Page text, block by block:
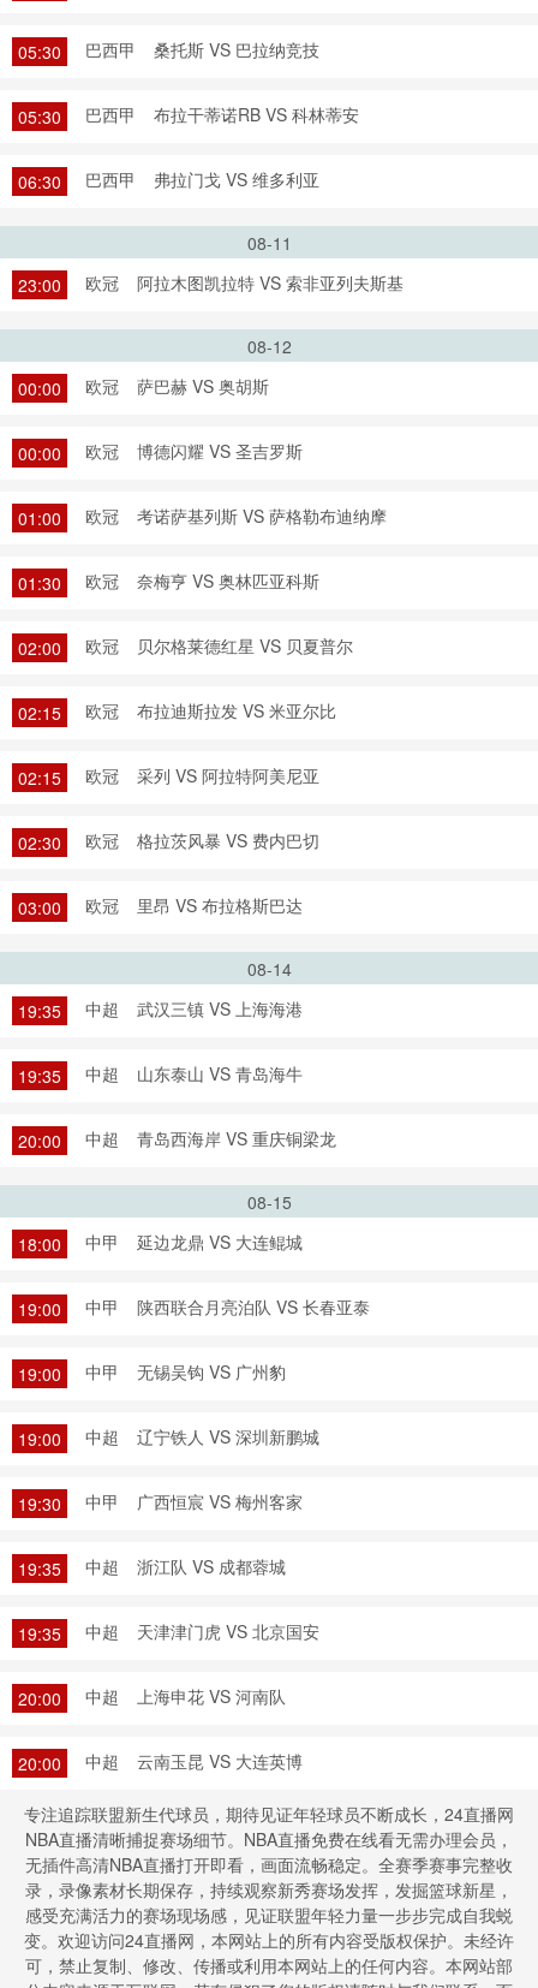
05:30 巴西甲 桑托斯 VS 巴拉纳竞技
05:30 巴西甲 布拉干蒂诺RB VS 科林蒂安
06:30 巴西甲 弗拉门戈 VS 维多利亚
08-11
23:00
欧冠 阿拉木图凯拉特 VS 索非亚列夫斯基
08-12
00:00
欧冠 萨巴赫 VS 奥胡斯
00:00 欧冠 博德闪耀 VS 圣吉罗斯
01:00 欧冠 考诺萨基列斯 VS 萨格勒布迪纳摩
01:30 欧冠 奈梅亨 VS 奥林匹亚科斯
02:00 欧冠 贝尔格莱德红星 VS 贝夏普尔
02:15 欧冠 布拉迪斯拉发 VS 米亚尔比
02:15 欧冠 采列 VS 阿拉特阿美尼亚
02:30 欧冠 格拉茨风暴 VS 费内巴切
03:00 欧冠 里昂 VS 布拉格斯巴达
08-14
19:35
中超 武汉三镇 VS 上海海港
19:35 中超 山东泰山 VS 青岛海牛
20:00 中超 青岛西海岸 VS 重庆铜梁龙
08-15
18:00
中甲 延边龙鼎 VS 大连鲲城
19:00 中甲 陕西联合月亮泊队 VS 长春亚泰
19:00 中甲 无锡吴钩 VS 广州豹
19:00 中超 辽宁铁人 VS 深圳新鹏城
19:30 中甲 广西恒宸 VS 梅州客家
19:35 中超 浙江队 VS 成都蓉城
19:35 中超 天津津门虎 VS 北京国安
20:00 中超 上海申花 VS 河南队
20:00 中超 云南玉昆 VS 大连英博
专注追踪联盟新生代球员，期待见证年轻球员不断成长，24直播网
NBA直播清晰捕捉赛场细节。NBA直播免费在线看无需办理会员，
无插件高清NBA直播打开即看，画面流畅稳定。全赛季赛事完整收
录，录像素材长期保存，持续观察新秀赛场发挥，发掘篮球新星，
感受充满活力的赛场现场感，见证联盟年轻力量一步步完成自我蜕
变。欢迎访问24直播网，本网站上的所有内容受版权保护。未经许
可，禁止复制、修改、传播或利用本网站上的任何内容。本网站部